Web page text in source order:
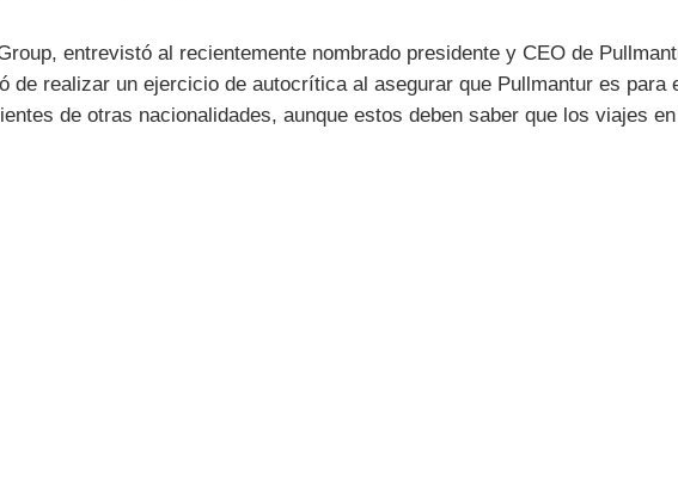
entrevistó al recientemente nombrado presidente y CEO de
realizar un ejercicio de autocrítica al asegurar que Pullmantur es
de otras nacionalidades, aunque estos deben saber que los viajes